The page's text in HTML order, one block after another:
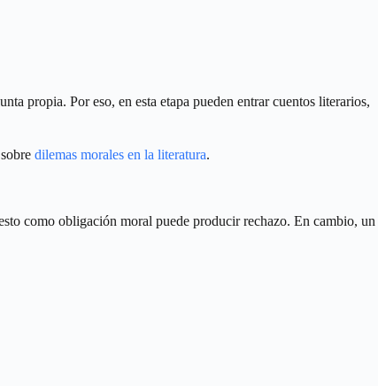
propia. Por eso, en esta etapa pueden entrar cuentos literarios,
dilemas morales en la literatura.
como obligación moral puede producir rechazo. En cambio, un